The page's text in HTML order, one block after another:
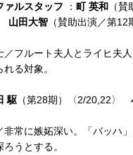
ァルスタッフ ： 町 英和（賛
山田大智（賛助出演／第12
／フルート夫人とライヒ夫
れる対象。
駆（第28期）〈2/20,22〉
非常に嫉妬深い。「バッハ
ろうとする。